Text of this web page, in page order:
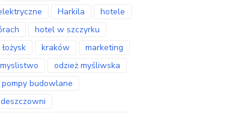
Harkila
hotele
hotel w szczyrku
kraków
marketing
myslistwo
odzież myśliwska
pompy budowlane